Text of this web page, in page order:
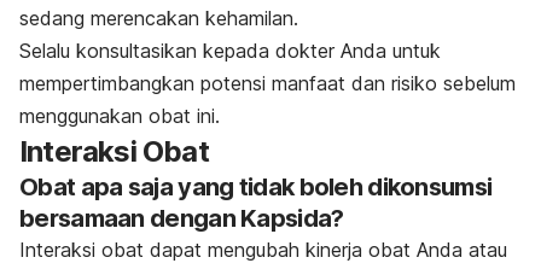
sedang merencakan kehamilan.
Selalu konsultasikan kepada dokter Anda untuk
mempertimbangkan potensi manfaat dan risiko sebelum
menggunakan obat ini.
Interaksi Obat
Obat apa saja yang tidak boleh dikonsumsi
bersamaan dengan Kapsida?
Interaksi obat dapat mengubah kinerja obat Anda atau